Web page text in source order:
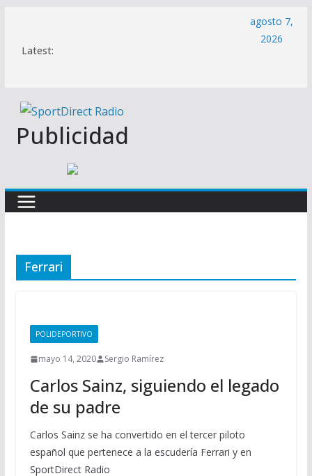
contenido
Latest:
agosto 7,
2026
Publicidad
Ferrari
POLIDEPORTIVO
mayo 14, 2020 Sergio Ramírez
Carlos Sainz, siguiendo el legado
de su padre
Carlos Sainz se ha convertido en el tercer piloto
español que pertenece a la escudería Ferrari y en
SportDirect Radio